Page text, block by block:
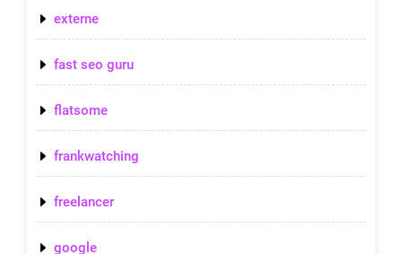
externe
fast seo guru
flatsome
frankwatching
freelancer
google